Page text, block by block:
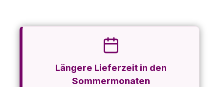
Längere Lieferzeit in den
Sommermonaten